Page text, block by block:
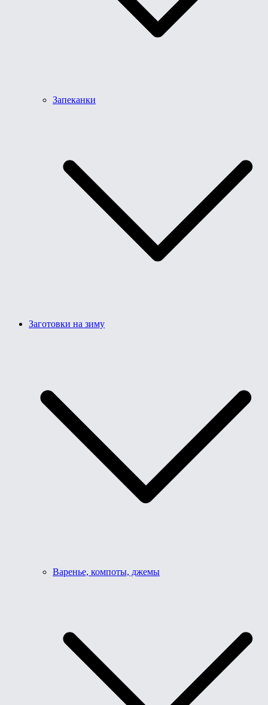
Запеканки
Заготовки на зиму
Варенье, компоты, джемы